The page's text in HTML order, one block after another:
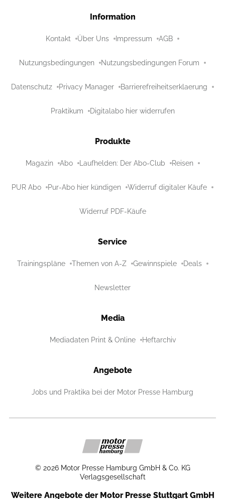
Information
Kontakt Über Uns Impressum AGB
Nutzungsbedingungen Nutzungsbedingungen Forum
Datenschutz Privacy Manager Barrierefreiheitserklaerung
Praktikum Digitalabo hier widerrufen
Produkte
Magazin Abo Laufhelden: Der Abo-Club Reisen
PUR Abo Pur-Abo hier kündigen Widerruf digitaler Käufe
Widerruf PDF-Käufe
Service
Trainingspläne Themen von A-Z Gewinnspiele Deals
Newsletter
Media
Mediadaten Print & Online Heftarchiv
Angebote
Jobs und Praktika bei der Motor Presse Hamburg
© 2026 Motor Presse Hamburg GmbH & Co. KG
Verlagsgesellschaft
Weitere Angebote der Motor Presse Stuttgart GmbH